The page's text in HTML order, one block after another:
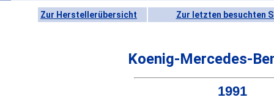
Zur Herstellerübersicht Zur letzten besuchten
Koenig-Mercedes-
1991